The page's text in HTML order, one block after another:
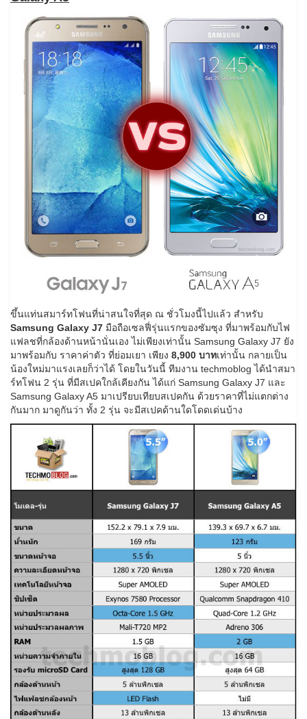
ขึ้นแท่นสมาร์ทโฟนที่น่าสนใจที่สุด ณ ชั่วโมงนี้ไปแล้ว สำหรับ
Samsung Galaxy J7 มือถือเซลฟี่รุ่นแรกของซัมซุง ที่มาพร้อมกับไฟ
แฟลชที่กล้องด้านหน้านั่นเอง ไม่เพียงเท่านั้น Samsung Galaxy J7 ยัง
มาพร้อมกับ ราคาค่าตัว ที่ย่อมเยา เพียง 8,900 บาทเท่านั้น กลายเป็น
น้องใหม่มาแรงเลยก็ว่าได้ โดยในวันนี้ ทีมงาน techmoblog ได้นำสมา
ร์ทโฟน 2 รุ่น ที่มีสเปคใกล้เคียงกัน ได้แก่ Samsung Galaxy J7 และ
Samsung Galaxy A5 มาเปรียบเทียบสเปคกัน ด้วยราคาที่ไม่แตกต่าง
กันมาก มาดูกันว่า ทั้ง 2 รุ่น จะมีสเปคด้านใดโดดเด่นบ้าง